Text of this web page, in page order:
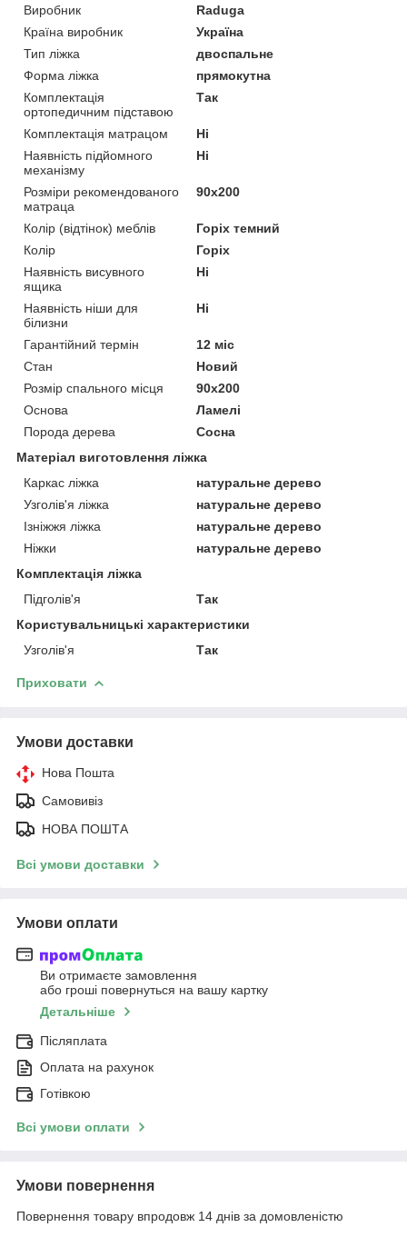
Виробник
Raduga
Країна виробник
Україна
Тип ліжка
двоспальне
Форма ліжка
прямокутна
Комплектація
ортопедичним підставою
Так
Комплектація матрацом
Ні
Наявність підйомного
механізму
Ні
Розміри рекомендованого
матраца
90х200
Колір (відтінок) меблів
Горіх темний
Колір
Горіх
Наявність висувного
ящика
Ні
Наявність ніши для
білизни
Ні
Гарантійний термін
12 міс
Стан
Новий
Розмір спального місця
90х200
Основа
Ламелі
Порода дерева
Сосна
Матеріал виготовлення ліжка
Каркас ліжка
натуральне дерево
Узголів'я ліжка
натуральне дерево
Ізніжжя ліжка
натуральне дерево
Ніжки
натуральне дерево
Комплектація ліжка
Підголів'я
Так
Користувальницькі характеристики
Узголів'я
Так
Приховати
Умови доставки
Нова Пошта
Самовивіз
НОВА ПОШТА
Всі умови доставки
Умови оплати
Ви отримаєте замовлення
або гроші повернуться на вашу картку
Детальніше
Післяплата
Оплата на рахунок
Готівкою
Всі умови оплати
Умови повернення
Повернення товару впродовж 14 днів за домовленістю